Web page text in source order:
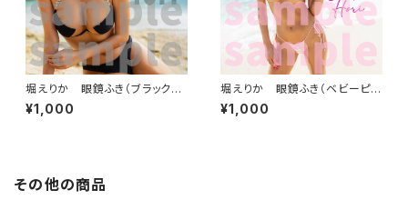
堀えりか 眼鏡ふき（ブラックビ
ーチ）
¥1,000
堀えりか 眼鏡ふき（ベビーピン
ク）
¥1,000
その他の商品